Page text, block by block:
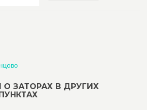
ЗАТОРАХ В ДРУГИХ